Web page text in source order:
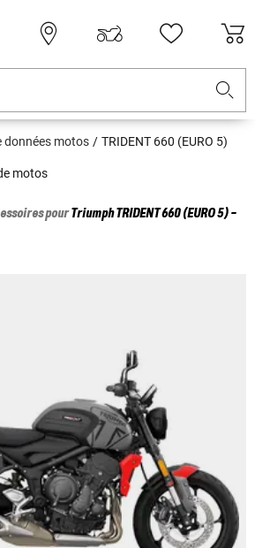
données motos TRIDENT 660 (EURO 5)
motos
pourTriumphTRIDENT 660 (EURO 5) -